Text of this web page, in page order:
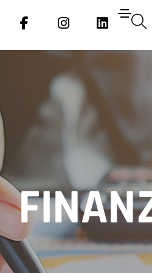
MediaMedia Media